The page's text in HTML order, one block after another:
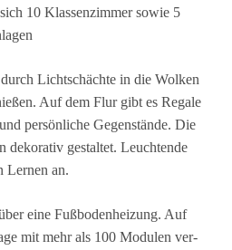
10 Klas­sen­zim­mer sowie 5
Licht­schächte in die Wol­ken
Auf dem Flur gibt es Regale
per­sön­li­che Gegen­stände. Die
deko­ra­tiv gestal­tet. Leuch­tende
Ler­nen an.
eine Fuß­bo­den­hei­zung. Auf
mit mehr als 100 Modu­len ver­